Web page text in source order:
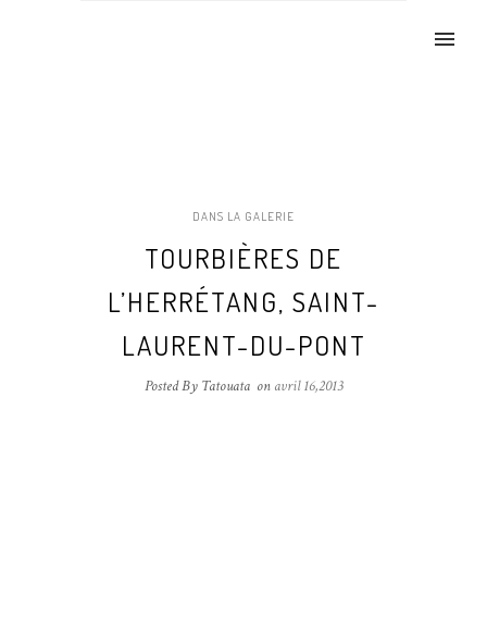
DANS LA GALERIE
TOURBIÈRES DE
L’HERRÉTANG, SAINT-
LAURENT-DU-PONT
Posted By Tatouata on avril 16,2013